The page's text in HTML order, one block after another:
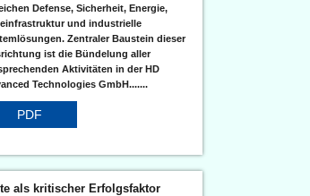
Defense, Sicherheit, Energie,
und industrielle
Zentraler Baustein dieser
ist die Bündelung aller
Aktivitäten in der HD
Technologies GmbH.......
PDF
als kritischer Erfolgsfaktor